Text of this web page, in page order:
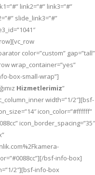
link2=”#” link3=”#”
slide_link3=”#”
color=”custom” gap=”tall”
wrap_container=”yes”
box-small-wrap”]
Hizmetlerimiz”
width=”1/2″][bsf-
icon_color=”#ffffff”
icon_border_spacing=”35″
bsf-info-box]
2″][bsf-info-box